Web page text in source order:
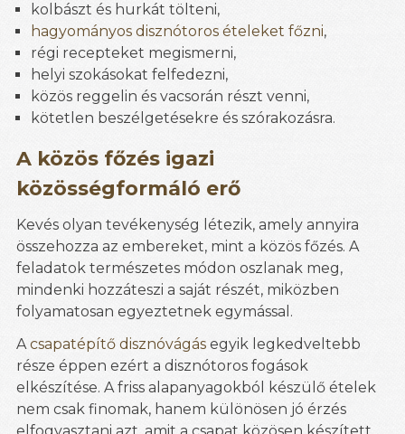
kolbászt és hurkát tölteni,
hagyományos disznótoros ételeket főzni,
régi recepteket megismerni,
helyi szokásokat felfedezni,
közös reggelin és vacsorán részt venni,
kötetlen beszélgetésekre és szórakozásra.
A közös főzés igazi
közösségformáló erő
Kevés olyan tevékenység létezik, amely annyira
összehozza az embereket, mint a közös főzés. A
feladatok természetes módon oszlanak meg,
mindenki hozzáteszi a saját részét, miközben
folyamatosan egyeztetnek egymással.
Acsapatépítő disznóvágás egyik legkedveltebb
része éppen ezért a disznótoros fogások
elkészítése. A friss alapanyagokból készülő ételek
nem csak finomak, hanem különösen jó érzés